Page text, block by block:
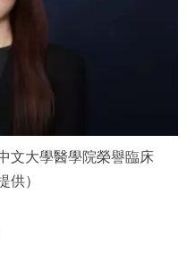
文大學醫學院榮譽臨床
供）